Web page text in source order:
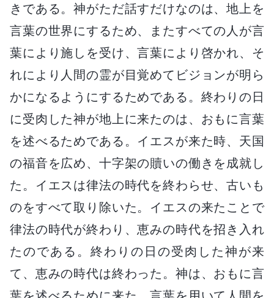
きである。神がただ話すだけなのは、地上を
言葉の世界にするため、またすべての人が言
葉により施しを受け、言葉により啓かれ、そ
れにより人間の霊が目覚めてビジョンが明ら
かになるようにするためである。終わりの日
に受肉した神が地上に来たのは、おもに言葉
を述べるためである。イエスが来た時、天国
の福音を広め、十字架の贖いの働きを成就し
た。イエスは律法の時代を終わらせ、古いも
のをすべて取り除いた。イエスの来たことで
律法の時代が終わり、恵みの時代を招き入れ
たのである。終わりの日の受肉した神が来
て、恵みの時代は終わった。神は、おもに言